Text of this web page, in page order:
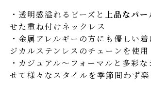
・透明感溢れるビーズと 上品なパー
せた重ね付けネックレス
・金属アレルギーの方にも優しい
ジカルステンレスのチェーンを使用
・カジュアル～フォーマルと多彩
せて様々なスタイルを季節問わず楽